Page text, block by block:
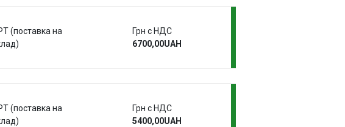
(поставка на
Грн с НДС
6700,00UAH
(поставка на
Грн с НДС
5400,00UAH